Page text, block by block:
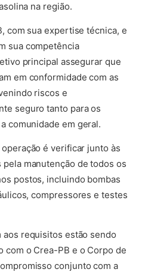
na região.
com sua expertise técnica, e
sua competência
principal assegurar que
em conformidade com as
riscos e
seguro tanto para os
comunidade em geral.
é verificar junto às
manutenção de todos os
postos, incluindo bombas
compressores e testes
aos requisitos estão sendo
com o Crea-PB e o Corpo de
conjunto com a